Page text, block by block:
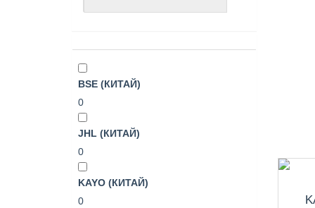
BSE (КИТАЙ)
0
JHL (КИТАЙ)
0
KAYO (КИТАЙ)
0